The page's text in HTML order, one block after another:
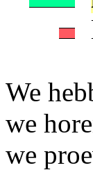
We
we
we